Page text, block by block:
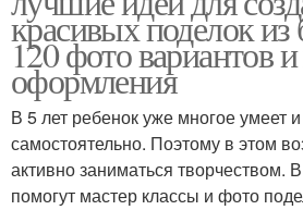
красивых поделок из
120 фото вариантов
оформления
В 5 лет ребенок уже многое умеет
самостоятельно. Поэтому в этом
активно заниматься творчеством.
помогут мастер классы и фото